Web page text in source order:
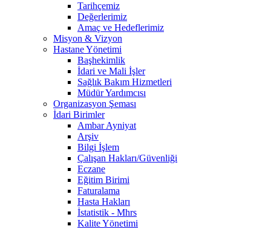
Tarihçemiz
Değerlerimiz
Amaç ve Hedeflerimiz
Misyon & Vizyon
Hastane Yönetimi
Başhekimlik
İdari ve Mali İşler
Sağlık Bakım Hizmetleri
Müdür Yardımcısı
Organizasyon Şeması
İdari Birimler
Ambar Ayniyat
Arşiv
Bilgi İşlem
Çalışan Hakları/Güvenliği
Eczane
Eğitim Birimi
Faturalama
Hasta Hakları
İstatistik - Mhrs
Kalite Yönetimi